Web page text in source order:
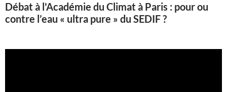
Débat à l'Académie du Climat à Paris : pour ou
contre l’eau « ultra pure » du SEDIF ?